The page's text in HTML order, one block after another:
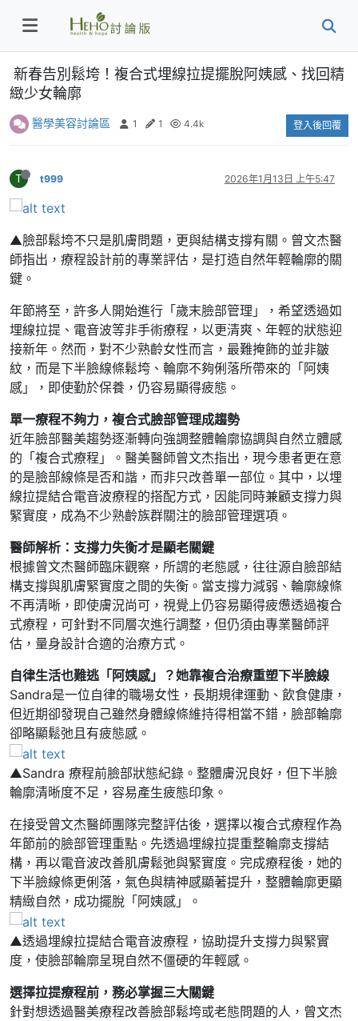
新春告別鬆垮！複合式埋線拉提擺脫阿姨感、找回精
緻少女輪廓
醫學美容討論區 1 1 4.4k 登入後回覆
T t999 2026年1月13日 上午5:47
▲臉部鬆垮不只是肌膚問題，更與結構支撐有關。曾文杰醫
師指出，療程設計前的專業評估，是打造自然年輕輪廓的關
鍵。
年節將至，許多人開始進行「歲末臉部管理」，希望透過如
埋線拉提、電音波等非手術療程，以更清爽、年輕的狀態迎
接新年。然而，對不少熟齡女性而言，最難掩飾的並非皺
紋，而是下半臉線條鬆垮、輪廓不夠俐落所帶來的「阿姨
感」，即使勤於保養，仍容易顯得疲態。
單一療程不夠力，複合式臉部管理成趨勢
近年臉部醫美趨勢逐漸轉向強調整體輪廓協調與自然立體感
的「複合式療程」。醫美醫師曾文杰指出，現今患者更在意
的是臉部線條是否和諧，而非只改善單一部位。其中，以埋
線拉提結合電音波療程的搭配方式，因能同時兼顧支撐力與
緊實度，成為不少熟齡族群關注的臉部管理選項。
醫師解析：支撐力失衡才是顯老關鍵
根據曾文杰醫師臨床觀察，所謂的老態感，往往源自臉部結
構支撐與肌膚緊實度之間的失衡。當支撐力減弱、輪廓線條
不再清晰，即使膚況尚可，視覺上仍容易顯得疲憊透過複合
式療程，可針對不同層次進行調整，但仍須由專業醫師評
估，量身設計合適的治療方式。
自律生活也難逃「阿姨感」？她靠複合治療重塑下半臉線
Sandra是一位自律的職場女性，長期規律運動、飲食健康，
但近期卻發現自己雖然身體線條維持得相當不錯，臉部輪廓
卻略顯鬆弛且有疲態感。
▲Sandra 療程前臉部狀態紀錄。整體膚況良好，但下半臉
輪廓清晰度不足，容易產生疲態印象。
在接受曾文杰醫師團隊完整評估後，選擇以複合式療程作為
年節前的臉部管理重點。先透過埋線拉提重整輪廓支撐結
構，再以電音波改善肌膚鬆弛與緊實度。完成療程後，她的
下半臉線條更俐落，氣色與精神感顯著提升，整體輪廓更顯
精緻自然，成功擺脫「阿姨感」。
▲透過埋線拉提結合電音波療程，協助提升支撐力與緊實
度，使臉部輪廓呈現自然不僵硬的年輕感。
選擇拉提療程前，務必掌握三大關鍵
針對想透過醫美療程改善臉部鬆垮或老態問題的人，曾文杰